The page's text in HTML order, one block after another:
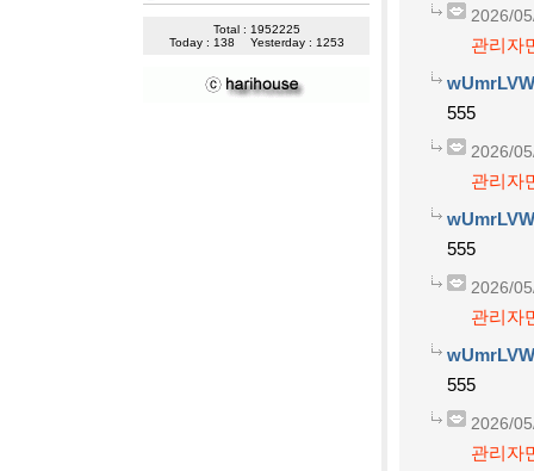
2026/
관리자
555
2026/
관리자
555
2026/
관리자
555
2026/
관리자
Total : 1952225
Today : 138
Yesterday : 1253